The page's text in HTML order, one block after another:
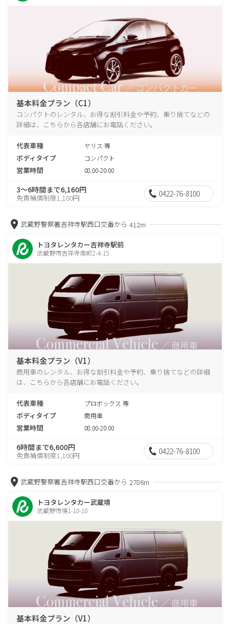
基本料金プラン（C1）
コンパクトのレンタル、お得な割引料金や予約、乗り捨てなどの
詳細は、こちらから各店舗にお電話ください。
代表車種 ヤリス 等
ボディタイプ コンパクト
営業時間 08:00-20:00
3～6時間まで6,160円
免責補償制度1,100円 0422-76-8100
武蔵野警察署吉祥寺駅西口交番から 412m
トヨタレンタカー吉祥寺駅前
武蔵野市吉祥寺南町2-4-15
基本料金プラン（V1）
商用車のレンタル、お得な割引料金や予約、乗り捨てなどの詳細
は、こちらから各店舗にお電話ください。
代表車種 プロボックス 等
ボディタイプ 商用車
営業時間 08:00-20:00
6時間まで6,600円
免責補償制度1,100円 0422-76-8100
武蔵野警察署吉祥寺駅西口交番から 2786m
トヨタレンタカー武蔵境
武蔵野市境1-10-10
基本料金プラン（V1）